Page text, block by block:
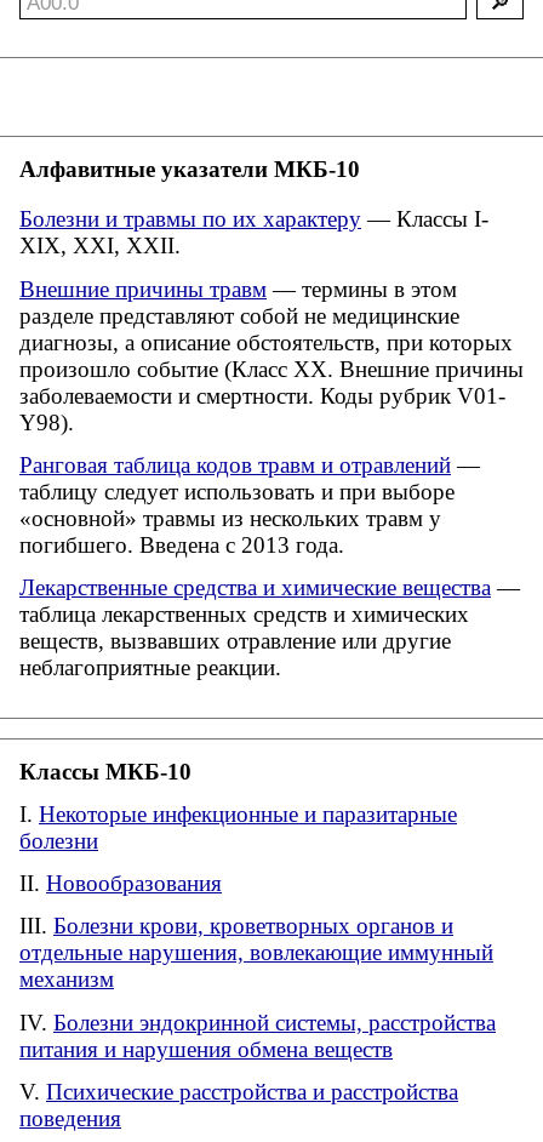
Алфавитные указатели МКБ-10
Болезни и травмы по их характеру— Классы I-
XIX, XXI, XXII.
Внешние причины травм— термины в этом
разделе представляют собой не медицинские
диагнозы, а описание обстоятельств, при которых
произошло событие (Класс XX. Внешние причины
заболеваемости и смертности. Коды рубрик V01-
Y98).
Ранговая таблица кодов травм и отравлений—
таблицу следует использовать и при выборе
«основной» травмы из нескольких травм у
погибшего. Введена с 2013 года.
Лекарственные средства и химические вещества—
таблица лекарственных средств и химических
веществ, вызвавших отравление или другие
неблагоприятные реакции.
Классы МКБ-10
Некоторые инфекционные и паразитарные
болезни
Новообразования
Болезни крови, кроветворных органов и
отдельные нарушения, вовлекающие иммунный
механизм
Болезни эндокринной системы, расстройства
питания и нарушения обмена веществ
Психические расстройства и расстройства
поведения